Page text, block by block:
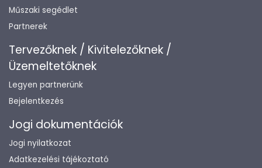
Műszaki segédlet
Partnerek
Tervezőknek / Kivitelezőknek /
Üzemeltetőknek
Legyen partnerünk
Bejelentkezés
Jogi dokumentációk
Jogi nyilatkozat
Adatkezelési tájékoztató